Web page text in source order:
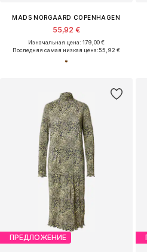
MADS NORGAARD COPENHAGEN
55,92 €
Изначальная цена: 179,00 €
Последняя самая низкая цена:55,92 €
ПРЕДЛОЖЕНИЕ